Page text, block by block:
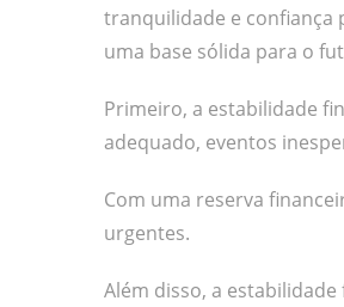
tranquilidade e confiança
uma base sólida para o
Primeiro, a estabilidade
adequado, eventos
Com uma reserva
urgentes.
Além disso, a